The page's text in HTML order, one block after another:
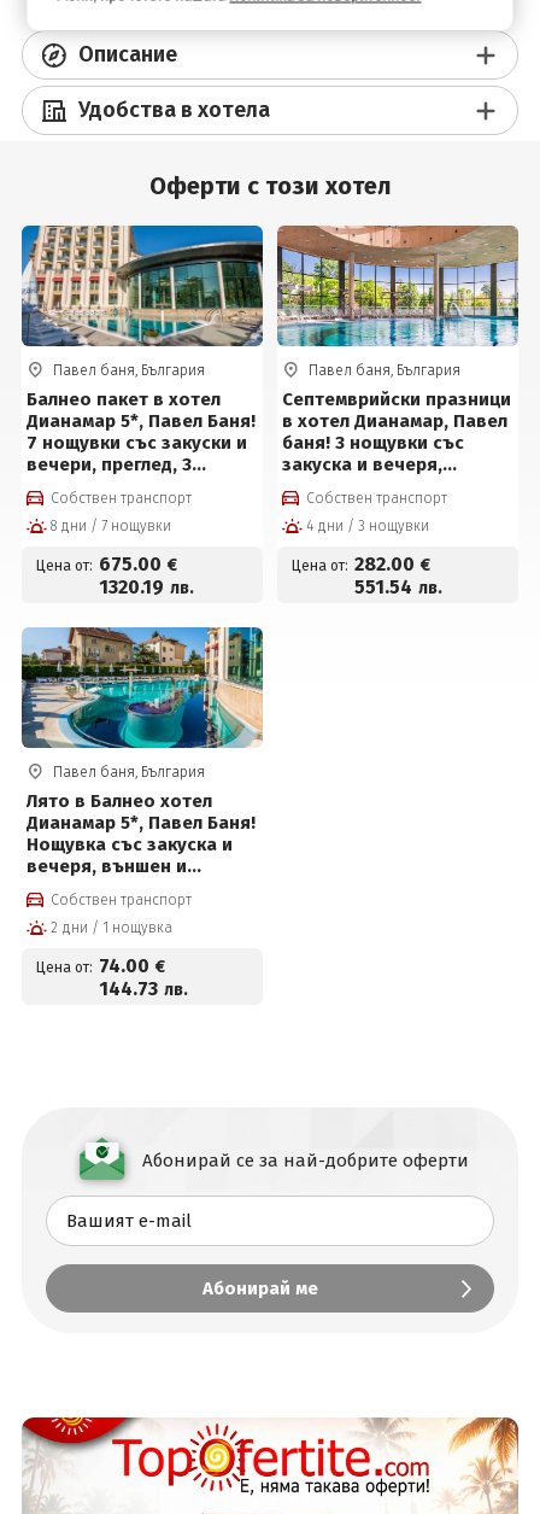
Описание
Удобства в хотела
Оферти с този хотел
Павел баня, България
Балнео пакет в хотел
Дианамар 5*, Павел Баня!
7 нощувки със закуски и
вечери, преглед, 3
процедури на ден,
външен и вътрешен
минерален басейн,
Собствен транспорт
8 дни / 7 нощувки
Цена от: 675.00 €
1320.19 лв.
Павел баня, България
Септемврийски празници
в хотел Дианамар, Павел
баня! 3 нощувки със
закуска и вечеря,
вътрешен и външен
басейн + СПА център на
цени от 282 € на човек
Собствен транспорт
4 дни / 3 нощувки
Цена от: 282.00 €
551.54 лв.
Павел баня, България
Лято в Балнео хотел
Дианамар 5*, Павел Баня!
Нощувка със закуска и
вечеря, външен и
вътрешен минерален
басейн, джакузи и
Уелнес пакет за 74 € на
Собствен транспорт
2 дни / 1 нощувка
Цена от: 74.00 €
144.73 лв.
Абонирай се за най-добрите оферти